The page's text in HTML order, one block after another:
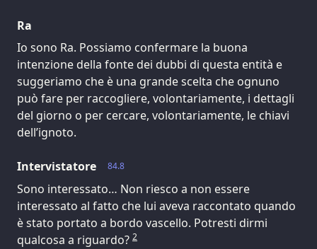
Ra
Io sono Ra. Possiamo confermare la buona
intenzione della fonte dei dubbi di questa entità e
suggeriamo che è una grande scelta che ognuno
può fare per raccogliere, volontariamente, i dettagli
del giorno o per cercare, volontariamente, le chiavi
dell’ignoto.
84.8
Intervistatore
Sono interessato… Non riesco a non essere
interessato al fatto che lui aveva raccontato quando
è stato portato a bordo vascello. Potresti dirmi
qualcosa a riguardo? 2